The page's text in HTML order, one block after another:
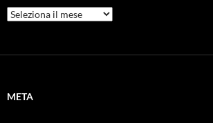
Archivi
META